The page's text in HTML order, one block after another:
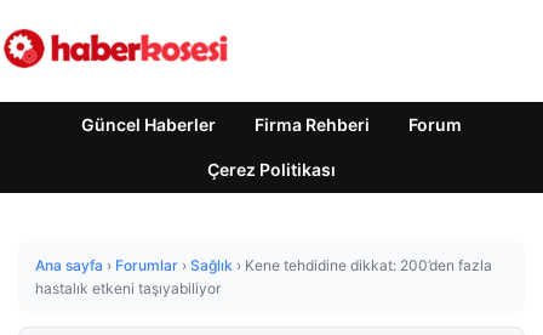
Güncel Haberler Firma Rehberi Forum
Çerez Politikası
Ana sayfa › Forumlar › Sağlık › Kene tehdidine dikkat: 200’den fazla
hastalık etkeni taşıyabiliyor